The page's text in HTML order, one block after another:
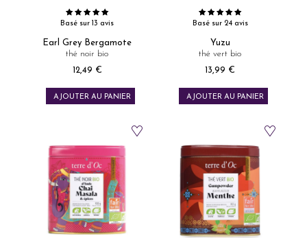
Basé sur 13 avis
Earl Grey Bergamote
thé noir bio
Prix
12,49 €
AJOUTER AU PANIER
Basé sur 24 avis
Yuzu
thé vert bio
Prix
13,99 €
AJOUTER AU PANIER